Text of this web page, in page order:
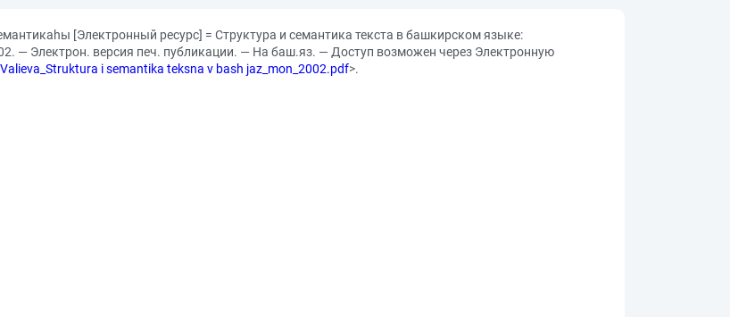
[Электронный ресурс] = Структура и семантика текста в башкирском языке:
— Электрон. версия печ. публикации. — На баш.яз. — Доступ возможен через Электронную
i semantika teksna v bash jaz_mon_2002.pdf>.